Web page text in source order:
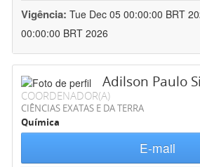
Vigência: Tue Dec 05 00:00:00 BRT
00:00:00 BRT 2026
Adilson Paulo
COORDENADOR(A)
CIÊNCIAS EXATAS E DA TERRA
Química
E-mail